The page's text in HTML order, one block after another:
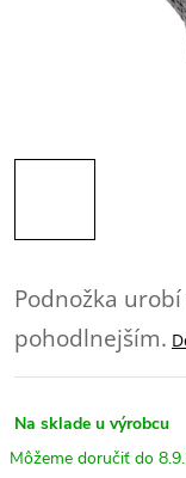
Podnožka
pohodlnejším.
Na sklade u výrobcu